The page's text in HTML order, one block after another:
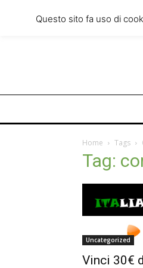
Friday, August 7, 2026
Home Tags
Tag:
Uncategorized
Vinci 30€
Questo sito fa uso di